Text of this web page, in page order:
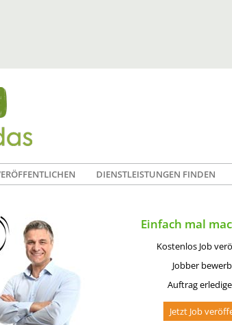
DIENSTLEISTUNGEN FINDEN
Einfach mal
Kostenlos Job
Jobber
Auftrag
Jetzt Job